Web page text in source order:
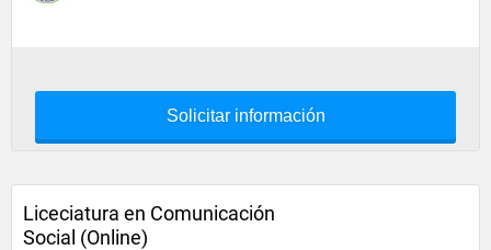
Solicitar información
Liceciatura en Comunicación
Social (Online)